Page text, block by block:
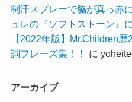
制汗スプレーで脇が真っ赤
ュレの『ソフトストーン』
【2022年版】Mr.Children
詞フレーズ集！！
に
アーカイブ